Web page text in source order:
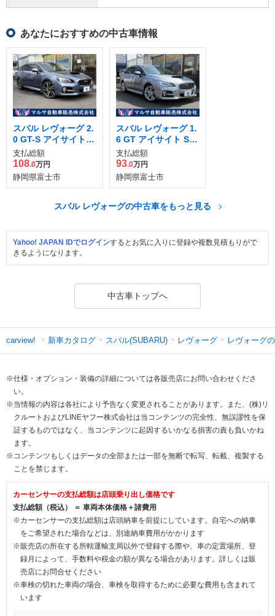
あなたにおすすめの中古車情報
スバル レヴォーグ 2.
0 GT-S アイサイト 4
WD
支払総額
108.0万円
静岡県富士市
スバル レヴォーグ 1.
6 GT アイサイト Sス
タイル 4WD
支払総額
93.0万円
静岡県富士市
スバル レヴォーグの中古車をもっと見る
Yahoo! JAPAN IDでログインするとお気に入りに登録や複数見積もりがで
きるようになります。
中古車トップへ
carview! 新車カタログ スバル(SUBARU) レヴォーグ レヴォーグ
※仕様・オプション・装備の詳細については各販売店にお問い合わせくださ
い。
※当情報の内容は各社により予告なく変更されることがあります。また、(株)リ
クルートおよびLINEヤフー株式会社は当コンテンツの完全性、無誤謬性を保
証するものではなく、当コンテンツに起因するいかなる損害の責も負いかね
ます。
※コンテンツもしくはデータの全部または一部を無断で転写、転載、複製する
ことを禁じます。
カーセンサーの支払総額は店頭乗り出し価格です
支払総額（税込） ＝ 車両本体価格＋諸費用
※カーセンサーの支払総額は店頭納車を前提にしています。自宅への納車
をご希望された場合などは、別途納車費用がかかります
※販売店の所在する所轄運輸支局以外で登録する際や、車の定置場所、登
録月によって、手数料や税金の額が異なる場合があります。詳しくは販
売店にお問合せください
※車検の切れた車両の場合、車検を取得するために必要な費用も含まれて
います